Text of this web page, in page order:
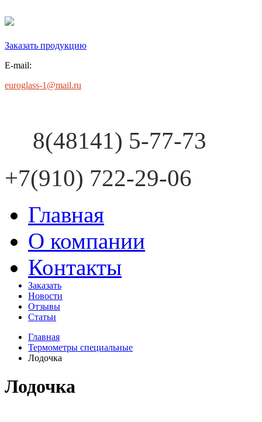
Заказать продукцию
E-mail:
euroglass-1@mail.ru
8(48141) 5-77-73
+7(910) 722-29-06
Главная
О компании
Контакты
Заказать
Новости
Отзывы
Статьи
Главная
Термометры специальные
Лодочка
Лодочка